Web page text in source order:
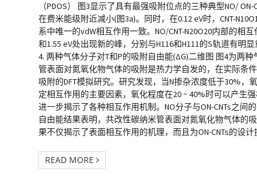
（PDOS） 图3显示了具有最强吸附位点的三种典型NO/
在费米能级附近减小(图3a)。同时，在0.12 eV时，CNT-
系中唯一的vdW相互作用一致。NO/CNT-N20O20内部的相
和1.55 eV处出现新的峰，分别与H116和H111的S轨道有明
4. 两种气体分子对T和P的吸附自由能(ΔG)二维图 图4为两
管表面对氮氧化物气体的吸附是热力学自发的，在实际条
吸附的DFT模拟研究。研究发现，当N掺杂浓度低于30%
定相互作用的主要因素，氧化程度在20 ~ 40%时可以产生
进一步揭示了各种相互作用机制。NO分子与ON-CNTs之
自由能结果表明，共改性碳纳米管表面对氮氧化物气体的
果不仅揭示了表面相互作用的机理，而且为ON-CNTs的设
READ MORE